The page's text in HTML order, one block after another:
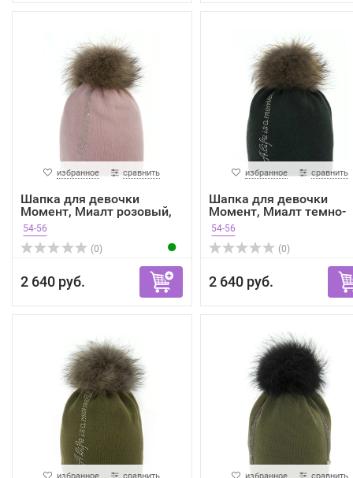
избранное сравнить
Шапка для девочки
Момент, Миалт розовый,
зима
54-56
(0)
2 640 руб.
избранное сравнить
Шапка для девочки
Момент, Миалт темно-
зелен...
54-56
(0)
2 640 руб.